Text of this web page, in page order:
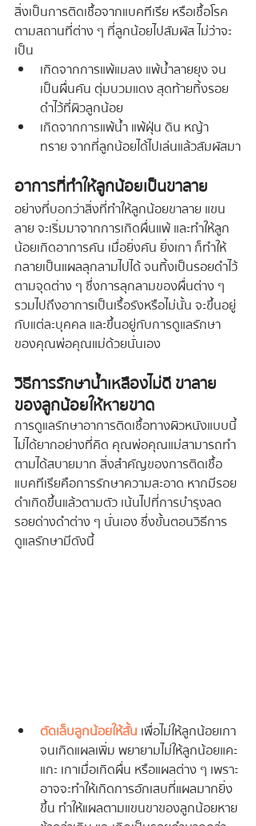
สิ่งเป็นการติดเชื้อจากแบคทีเรีย หรือเชื้อโรค
ตามสถานที่ต่าง ๆ ที่ลูกน้อยไปสัมผัส ไม่ว่าจะ
เป็น
เกิดจากการแพ้แมลง แพ้น้ำลายยุง จน
เป็นผื่นคัน ตุ่มบวมแดง สุดท้ายทิ้งรอย
ดำไว้ที่ผิวลูกน้อย
เกิดจากการแพ้น้ำ แพ้ฝุ่น ดิน หญ้า
ทราย จากที่ลูกน้อยได้ไปเล่นแล้วสัมผัสมา
อาการที่ทำให้ลูกน้อยเป็นขาลาย
อย่างที่บอกว่าสิ่งที่ทำให้ลูกน้อยขาลาย แขน
ลาย จะเริ่มมาจากการเกิดผื่นแพ้ และทำให้ลูก
น้อยเกิดอาการคัน เมื่อยิ่งคัน ยิ่งเกา ก็ทำให้
กลายเป็นแผลลุกลามไปได้ จนทิ้งเป็นรอยดำไว้
ตามจุดต่าง ๆ ซึ่งการลุกลามของผื่นต่าง ๆ
รวมไปถึงอาการเป็นเรื้อรังหรือไม่นั้น จะขึ้นอยู่
กับแต่ละบุคคล และขึ้นอยู่กับการดูแลรักษา
ของคุณพ่อคุณแม่ด้วยนั่นเอง
วิธีการรักษาน้ำเหลืองไม่ดี ขาลาย
ของลูกน้อยให้หายขาด
การดูแลรักษาอาการติดเชื้อทางผิวหนังแบบนี้
ไม่ได้ยากอย่างที่คิด คุณพ่อคุณแม่สามารถทำ
ตามได้สบายมาก สิ่งสำคัญของการติดเชื้อ
แบคทีเรียคือการรักษาความสะอาด หากมีรอย
ดำเกิดขึ้นแล้วตามตัว เน้นไปที่การบำรุงลด
รอยด่างดำต่าง ๆ นั่นเอง ซึ่งขั้นตอนวิธีการ
ดูแลรักษามีดังนี้
ตัดเล็บลูกน้อยให้สั้น เพื่อไม่ให้ลูกน้อยเกา
จนเกิดแผลเพิ่ม พยายามไม่ให้ลูกน้อยแคะ
แกะ เกาเมื่อเกิดผื่น หรือแผลต่าง ๆ เพราะ
อาจจะทำให้เกิดการอักเสบที่แผลมากยิ่ง
ขึ้น ทำให้แผลตามแขนขาของลูกน้อยหาย